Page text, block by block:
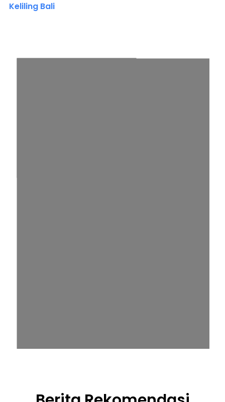
Keliling Bali